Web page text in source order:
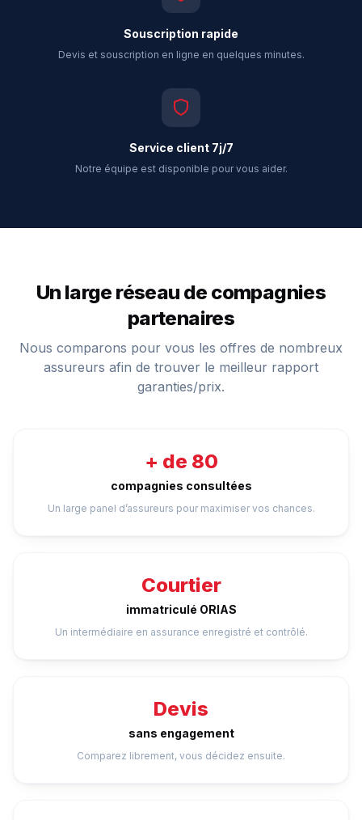
Souscription rapide
Devis et souscription en ligne en quelques minutes.
Service client 7j/7
Notre équipe est disponible pour vous aider.
Un large réseau de compagnies
partenaires
Nous comparons pour vous les offres de nombreux
assureurs afin de trouver le meilleur rapport
garanties/prix.
+ de 80
compagnies consultées
Un large panel d’assureurs pour maximiser vos chances.
Courtier
immatriculé ORIAS
Un intermédiaire en assurance enregistré et contrôlé.
Devis
sans engagement
Comparez librement, vous décidez ensuite.